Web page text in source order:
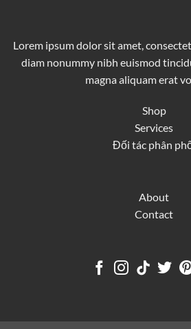
Lorem ipsum dolor sit amet,
diam nonummy nibh euismod
magna aliquam erat
Shop
Services
Đối tác phân
About
Contact